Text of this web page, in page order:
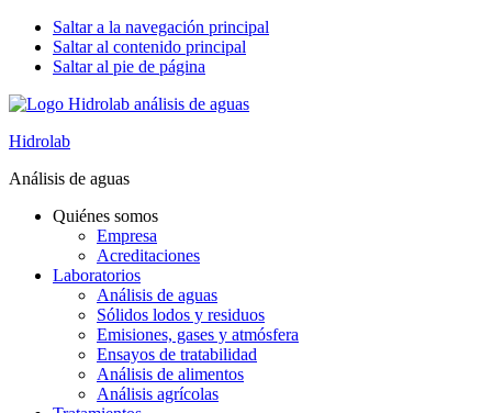
Saltar a la navegación principal
Saltar al contenido principal
Saltar al pie de página
Hidrolab
Análisis de aguas
Quiénes somos
Empresa
Acreditaciones
Laboratorios
Análisis de aguas
Sólidos lodos y residuos
Emisiones, gases y atmósfera
Ensayos de tratabilidad
Análisis de alimentos
Análisis agrícolas